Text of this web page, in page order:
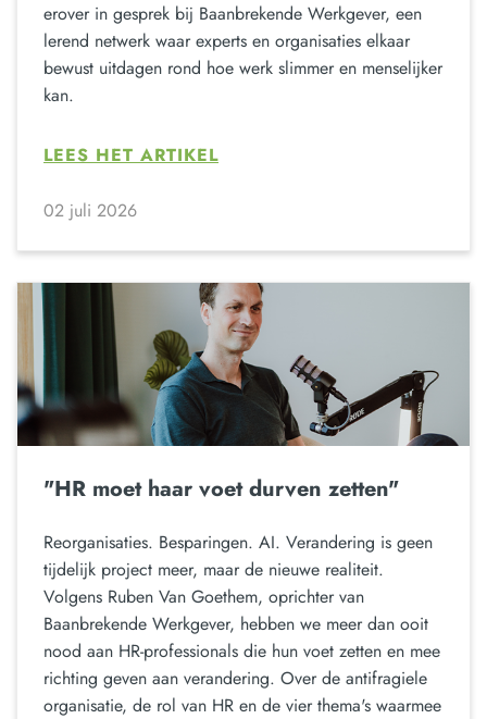
erover in gesprek bij Baanbrekende Werkgever, een
lerend netwerk waar experts en organisaties elkaar
bewust uitdagen rond hoe werk slimmer en menselijker
kan.
LEES HET ARTIKEL
02 juli 2026
"HR moet haar voet durven zetten"
Reorganisaties. Besparingen. AI. Verandering is geen
tijdelijk project meer, maar de nieuwe realiteit.
Volgens Ruben Van Goethem, oprichter van
Baanbrekende Werkgever, hebben we meer dan ooit
nood aan HR-professionals die hun voet zetten en mee
richting geven aan verandering. Over de antifragiele
organisatie, de rol van HR en de vier thema's waarmee